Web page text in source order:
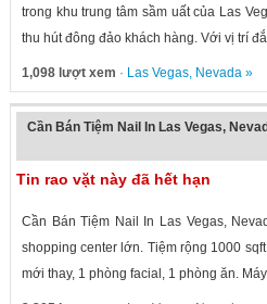
trong khu trung tâm sầm uất của Las
thu hút đông đảo khách hàng. Với vị trí
1,098 lượt xem · Las Vegas, Nevada»
Cần Bán Tiệm Nail In Las Vegas,
Tin rao vặt này đã hết hạn
Cần Bán Tiệm Nail In Las Vegas,
shopping center lớn. Tiệm rộng 1000
mới thay, 1 phòng facial, 1 phòng ăn.